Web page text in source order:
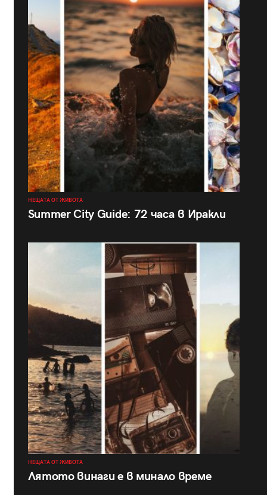
НЕЩАТА ОТ ЖИВОТА
Summer City Guide: 72 часа в Иракли
НЕЩАТА ОТ ЖИВОТА
Лятото винаги е в минало време